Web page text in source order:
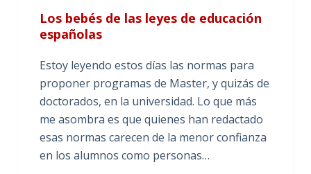
Los bebés de las leyes de educación
españolas
Estoy leyendo estos días las normas para
proponer programas de Master, y quizás de
doctorados, en la universidad. Lo que más
me asombra es que quienes han redactado
esas normas carecen de la menor confianza
en los alumnos como personas…